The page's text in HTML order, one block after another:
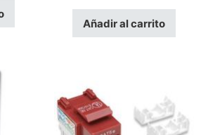
Añadir al carrito